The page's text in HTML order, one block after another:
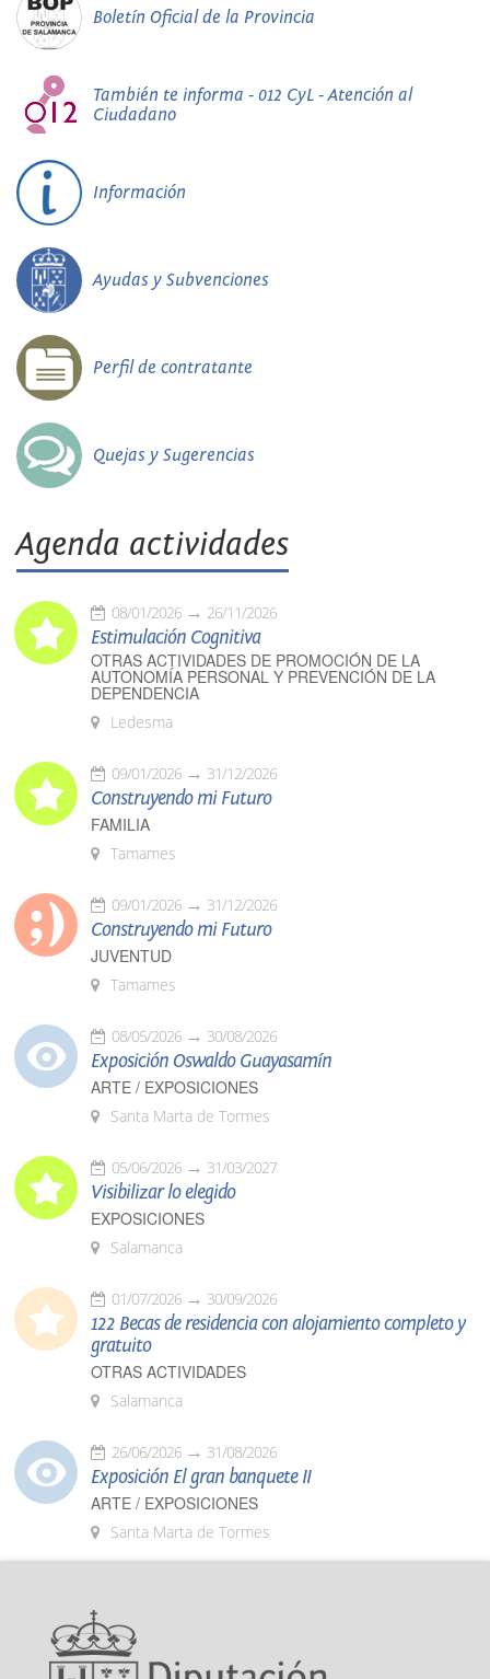
Boletín Oficial de la Provincia
También te informa - 012 CyL - Atención al
Ciudadano
Información
Ayudas y Subvenciones
Perfil de contratante
Quejas y Sugerencias
Agenda actividades
08/01/2026 26/11/2026
Estimulación Cognitiva
OTRAS ACTIVIDADES DE PROMOCIÓN DE LA
AUTONOMÍA PERSONAL Y PREVENCIÓN DE LA
DEPENDENCIA
Ledesma
09/01/2026 31/12/2026
Construyendo mi Futuro
FAMILIA
Tamames
09/01/2026 31/12/2026
Construyendo mi Futuro
JUVENTUD
Tamames
08/05/2026 30/08/2026
Exposición Oswaldo Guayasamín
ARTE / EXPOSICIONES
Santa Marta de Tormes
05/06/2026 31/03/2027
Visibilizar lo elegido
EXPOSICIONES
Salamanca
01/07/2026 30/09/2026
122 Becas de residencia con alojamiento completo y
gratuito
OTRAS ACTIVIDADES
Salamanca
26/06/2026 31/08/2026
Exposición El gran banquete II
ARTE / EXPOSICIONES
Santa Marta de Tormes